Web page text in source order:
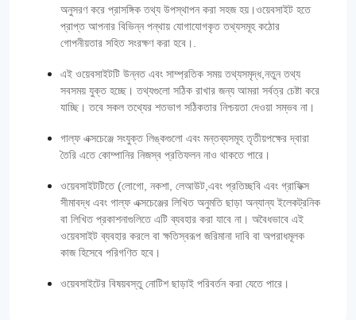
অনুসরণ করে প্রাসঙ্গিক তথ্য উপস্থাপন করা সহজ হয়।ওয়েবসাইট হতে
প্রাপ্ত আপনার বিভিন্ন পন্থায় যোগাযোগকৃত তথ্যসমূহ কঠোর
গোপনীয়তার সহিত সংরক্ষণ করা হবে।.
এই ওয়েবসাইটটি উন্নত এবং সাম্প্রতিক সময় তথ্যসমৃদ্ধ,নতুন তথ্য
সবসময় যুক্ত হচ্ছে। তথ্যগুলো সঠিক রাখার জন্য আমরা সর্বত্র চেষ্টা করে
যাচ্ছি। তবে সকল তথ্যের শতভাগ সঠিকতার নিশ্চয়তা দেওয়া সম্ভব না।
গাল্‌ফ এক্সচেঞ্জে সংযুক্ত লিঙ্কগুলো এবং মন্তব্যসমূহ তৃতীয়পক্ষের দ্বারা
তৈরি এতে কোম্পানির নিজস্ব প্রতিফলন নাও থাকতে পারে।
ওয়েবসাইটটিতে (লোগো, নকশা, লেআউট,এবং প্রতিচ্ছবি এবং গ্রাফিক্স
সীমাবদ্ধ এবং গাল্‌ফ এক্সচেঞ্জের লিখিত অনুমতি ছাড়া অন্যান্য ইলেকট্রনিক
বা লিখিত প্রকাশনাগুলিতে এটি ব্যবহার করা যাবে না। অবৈধভাবে এই
ওয়েবসাইট ব্যবহার করলে বা ক্ষতিস্বরূপ জরিমানা দাবি বা অপরাধমূলক
কাজ হিসেবে পরিগণিত হবে।
ওয়েবসাইটের বিষয়বস্তু নোটিশ ছাড়াই পরিবর্তন করা যেতে পারে।